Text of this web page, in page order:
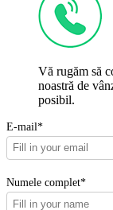
Vă rugăm să
noastră de
posibil.
E-mail*
Numele complet*